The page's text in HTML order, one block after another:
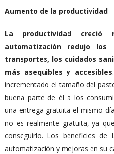
Aumento de la productividad
La productividad
automatización redujo los
transportes, los cuidados
más asequibles y accesibles
incrementado el tamaño del
buena parte de él a los
una entrega gratuita el mismo
no es realmente gratuita, ya
conseguirlo. Los beneficios de
automatización y mejoras en su